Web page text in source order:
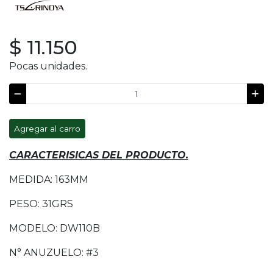
$ 11.150
Pocas unidades.
Agregar al carro
CARACTERISICAS DEL PRODUCTO.
MEDIDA: 163MM
PESO: 31GRS
MODELO: DW110B
N° ANUZUELO: #3